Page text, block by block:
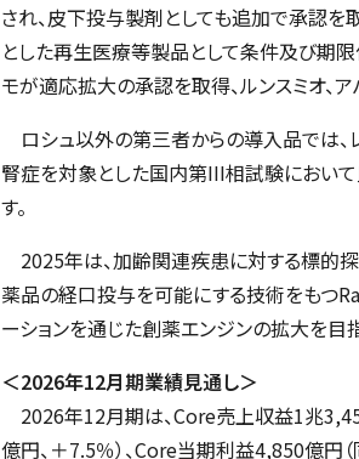
され、皮下投与製剤としても追加で承認を
とした再生医療等製品として条件及び期限
モが適応拡大の承認を取得、ルンスミオ、
ロシュ以外の第三者からの導入品では、
腎症を対象とした国内第III相試験におい
す。
2025年は、加齢関連疾患に対する標的
薬品の経口投与を可能にする技術をもつ
ーションを通じた創薬エンジンの拡大を目
＜2026年12月期業績見通し＞
2026年12月期は、Core売上収益1兆
億円、＋7.5％）、Core当期利益4,850億円